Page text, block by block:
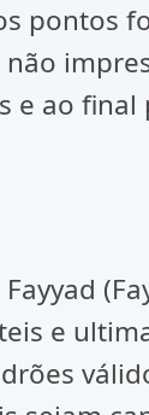
pontos
e ao
e